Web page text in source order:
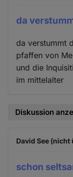
da
da verstummt
pfaffen von
und die
im mittelalter
Diskussion
David See
schon